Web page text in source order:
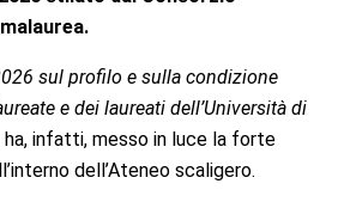
sul profilo e sulla condizione
e dei laureati dell’Università di
ha, infatti, messo in luce la forte
dell’Ateneo scaligero.